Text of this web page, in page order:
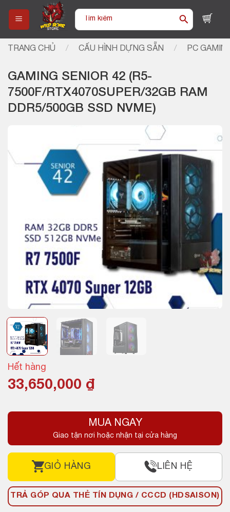
content
Tìm
TRANG CHỦ / CẤU HÌNH DỰNG SẴN / PC
GAMING SENIOR 42 (R5-
7500F/RTX4070SUPER/32GB RAM
DDR5/500GB SSD NVME)
Hết hàng
33,650,000 ₫
MUA NGAY
Giao tận nơi hoặc nhận tại cửa hàng
GIỎ HÀNG LIÊN HỆ
TRẢ GÓP QUA THẺ TÍN DỤNG / CCCD (HDSAISON)